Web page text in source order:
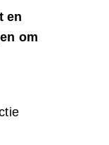
en
om